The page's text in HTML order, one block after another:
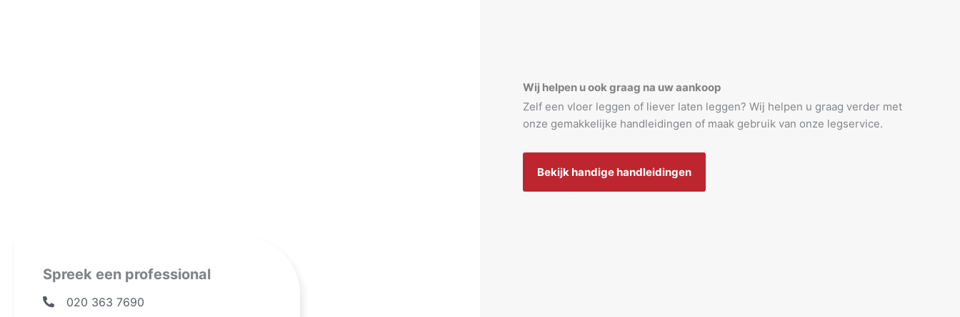
Spreek een professional
020 363 7690
Wij helpen u ook graag na uw aankoop
Zelf een vloer leggen of liever laten leggen? Wij helpen u graag verder met
onze gemakkelijke handleidingen of maak gebruik van onze legservice.
Bekijk handige handleidingen